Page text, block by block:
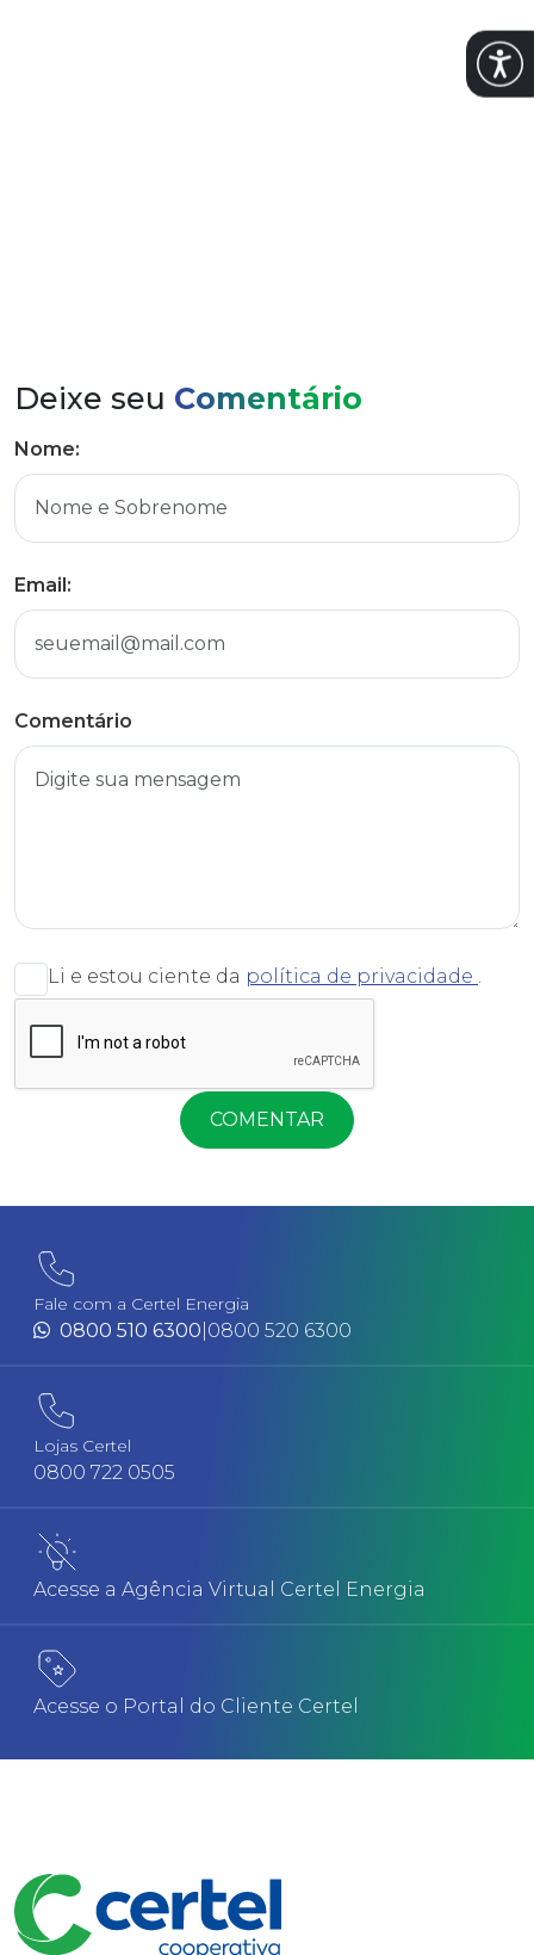
Abrir
Deixe seu Comentário
Nome:
Email:
Comentário
Li e estou ciente da política de privacidade
COMENTAR
Fale com a Certel Energia
0800 510 6300 0800 520 6300
Lojas Certel
0800 722 0505
Acesse a Agência Virtual Certel Energia
Acesse o Portal do Cliente Certel